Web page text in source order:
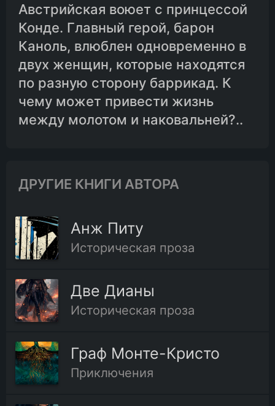
01-09.Глава девятая
01-10.Глава десятая
01-11.Глава одиннадцатая
01-13.Глава тринадцатая
01-14.Глава четырнадцатая
02-01.Глава первая
02-02.Глава вторая
02-04.Глава четвёртая
Австрийская воюет с принцессой
Конде. Главный герой, барон
Каноль, влюблен одновременно в
двух женщин, которые находятся
по разную сторону баррикад. К
чему может привести жизнь
между молотом и наковальней?..
ДРУГИЕ КНИГИ АВТОРА
Анж Питу
Историческая проза
Две Дианы
Историческая проза
Граф Монте-Кристо
Приключения